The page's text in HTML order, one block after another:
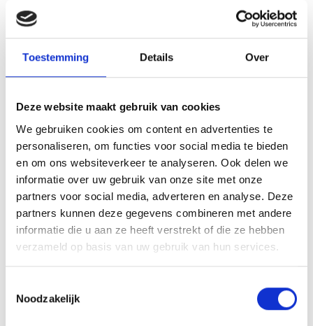
Toestemming Details Over
Deze website maakt gebruik van cookies
We gebruiken cookies om content en advertenties te
personaliseren, om functies voor social media te bieden
en om ons websiteverkeer te analyseren. Ook delen we
informatie over uw gebruik van onze site met onze
partners voor social media, adverteren en analyse. Deze
partners kunnen deze gegevens combineren met andere
informatie die u aan ze heeft verstrekt of die ze hebben
verzameld op basis van uw gebruik van hun services.
Noodzakelijk
Hevami Oppervlaktetechniek
Website
Industry Bioscoop Veghel
Website
Ixxenz
JESS Dakwerken
Website
KJ Software
Kwadrant Arbodiensten
Website
LA / Architecten
Website
Lannet IT
Website
Lenco onderhoud en service
Website
MBI Steenmeesters
Website
New York Pizza
Pieperz
Website
Website